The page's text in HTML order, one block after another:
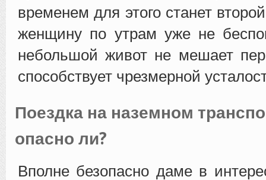
временем для этого станет
женщину по утрам уже не
небольшой живот не мешает
способствует чрезмерной
Поездка на наземном
опасно ли?
Вполне безопасно даме в